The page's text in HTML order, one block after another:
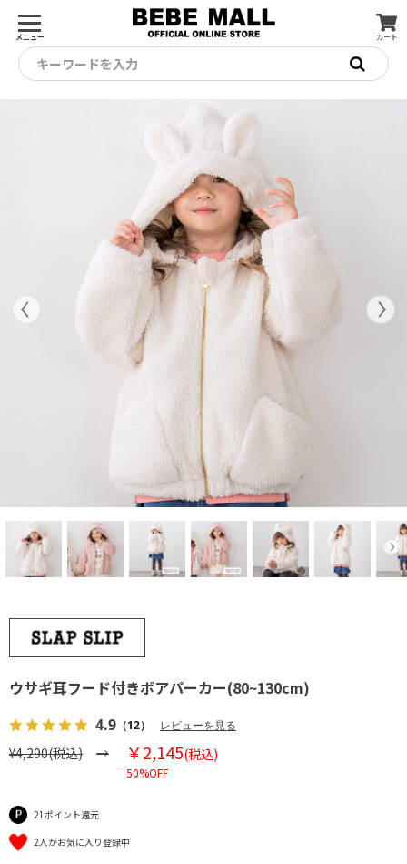
メニュー カート
キーワードを入力
ウサギ耳フード付きボアパーカー(80~130cm)
4.9 （12） レビューを見る
¥4,290(税込) ￥2,145(税込)
50%OFF
21ポイント還元
2人がお気に入り登録中